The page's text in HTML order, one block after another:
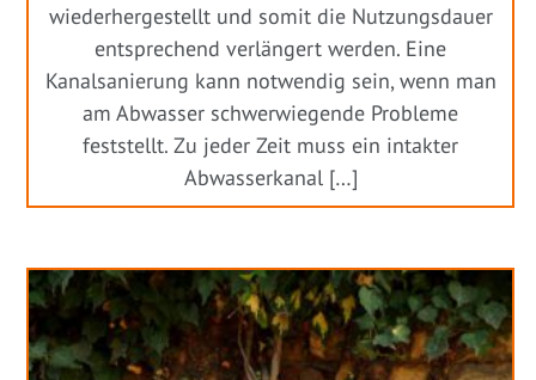
wiederhergestellt und somit die Nutzungsdauer
entsprechend verlängert werden. Eine
Kanalsanierung kann notwendig sein, wenn man
am Abwasser schwerwiegende Probleme
feststellt. Zu jeder Zeit muss ein intakter
Abwasserkanal […]